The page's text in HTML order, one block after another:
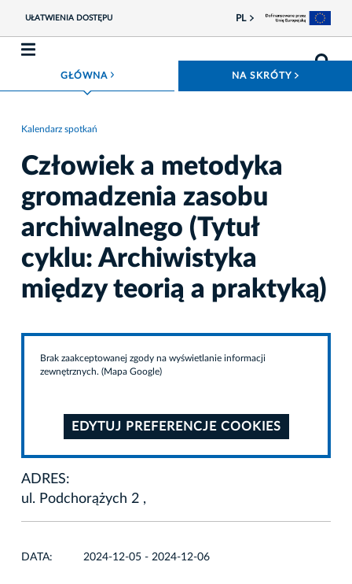
UŁATWIENIA DOSTĘPU PL
GŁÓWNAROZWIŃ MENU NA SKRÓTY
Kalendarz spotkań
Człowiek a metodyka
gromadzenia zasobu
archiwalnego (Tytuł
cyklu: Archiwistyka
między teorią a praktyką)
Brak zaakceptowanej zgody na wyświetlanie informacji
zewnętrznych. (Mapa Google)
EDYTUJ PREFERENCJE COOKIES
ADRES:
ul. Podchorążych 2 ,
DATA: 2024-12-05 - 2024-12-06